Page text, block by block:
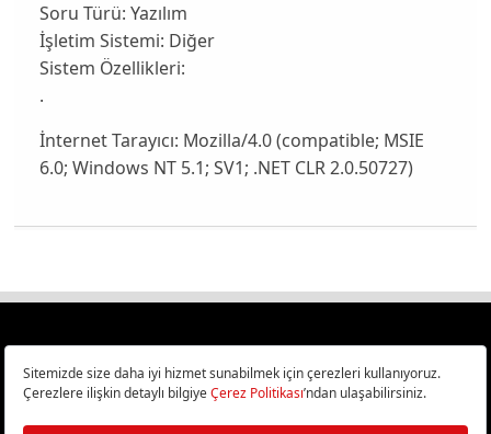
Soru Türü: Yazılım
İşletim Sistemi: Diğer
Sistem Özellikleri:
.
İnternet Tarayıcı: Mozilla/4.0 (compatible; MSIE
6.0; Windows NT 5.1; SV1; .NET CLR 2.0.50727)
Türkiye